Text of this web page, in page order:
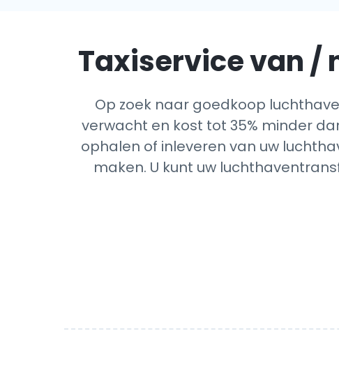
Taxiservice van /
Op zoek naar goedkoop
verwacht en kost tot 35% minder
ophalen of inleveren van uw
maken. U kunt uw